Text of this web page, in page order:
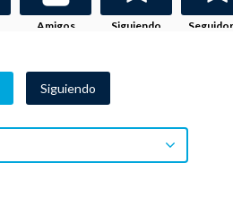
Amigos Siguiendo
Siguiendo